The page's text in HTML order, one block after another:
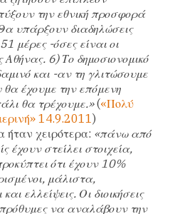
την εθνική προσφορά
υπάρξουν διαδηλώσεις
μέρες -όσες είναι οι
Αθήνας. 6) Το δημοσιονομικό
και -αν τη γλιτώσουμε
έχουμε την επόμενη
θα τρέχουμε.»(«Πολύ
14.9.2011)
ήταν χειρότερα: «πάνω από
έχουν στείλει στοιχεία,
ότι έχουν 10%
μάλιστα,
ελλείψεις. Οι διοικήσεις
να αναλάβουν την